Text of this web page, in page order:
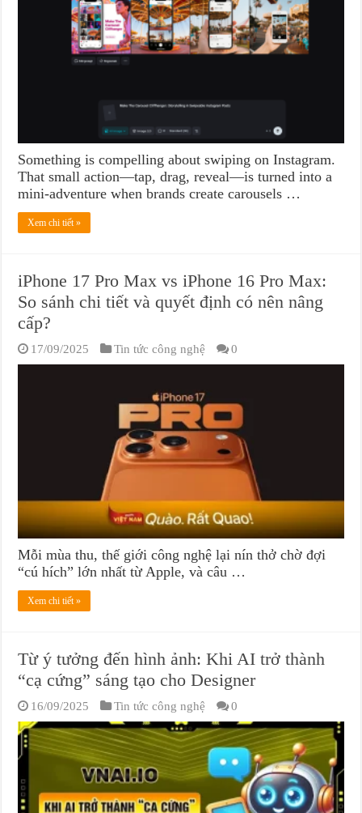
Something is compelling about swiping on Instagram.
That small action—tap, drag, reveal—is turned into a
mini-adventure when brands create carousels …
Xem chi tiết »
iPhone 17 Pro Max vs iPhone 16 Pro Max:
So sánh chi tiết và quyết định có nên nâng
cấp?
17/09/2025 Tin tức công nghệ 0
Mỗi mùa thu, thế giới công nghệ lại nín thở chờ đợi
“cú hích” lớn nhất từ Apple, và câu …
Xem chi tiết »
Từ ý tưởng đến hình ảnh: Khi AI trở thành
“cạ cứng” sáng tạo cho Designer
16/09/2025 Tin tức công nghệ 0